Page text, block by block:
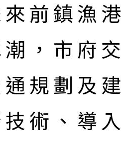
前鎮漁
，市府
通規劃及
術、導